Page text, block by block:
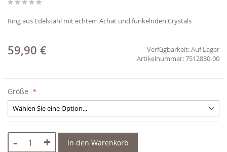
springen
Ring aus Edelstahl mit echtem Achat und funkelnden Crystals
59,90 € Verfügbarkeit:Auf Lager
7512830-00
Größe
- + In den Warenkorb